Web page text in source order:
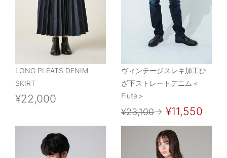
LONG PLEATS DENIM
SKIRT
¥22,000
ヴィンテージスレキ加工ひ
ざ下ストレートデニム＜
Flute＞
¥23,100→ ¥11,550